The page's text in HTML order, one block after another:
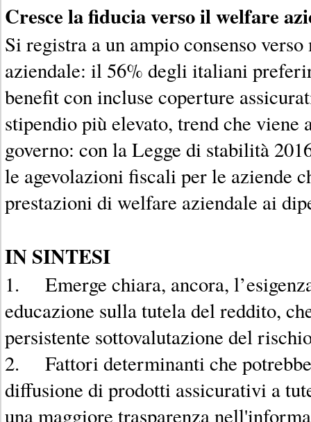
Cresce la fiducia verso il welfare
Si registra a un ampio consenso
aziendale: il 56% degli italiani
benefit con incluse coperture
stipendio più elevato, trend che viene
governo: con la Legge di stabilità
le agevolazioni fiscali per le aziende
prestazioni di welfare aziendale ai
IN SINTESI
1. Emerge chiara, ancora,
educazione sulla tutela del reddito,
persistente sottovalutazione del
2. Fattori determinanti che
diffusione di prodotti assicurativi a
una maggiore trasparenza